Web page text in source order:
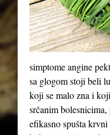
simptome angine
sa glogom stoji beli
koji se malo zna i
srčanim
efikasno spušta